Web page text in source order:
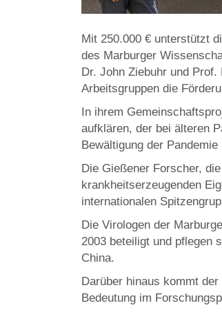
Mit 250.000 € unterstützt
des Marburger
Dr. John Ziebuhr und
Arbeitsgruppen die
In ihrem
aufklären, der bei älteren
Bewältigung der Pandemie
Die Gießener Forscher,
krankheitserzeugenden
internationalen
Die Virologen der
2003 beteiligt und pflegen
China.
Darüber hinaus kommt
Bedeutung im